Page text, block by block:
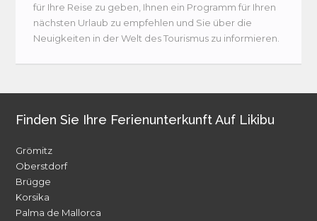
für Ihre Reise zu geben, Ihnen ein Programm für Ihren
nächsten Urlaub zu empfehlen und Sie über die
Neuigkeiten in der Welt des Tourismus zu informieren.
Finden Sie Ihre Ferienunterkunft Auf Likibu
Grömitz
Oberstdorf
Brügge
Korsika
Palma de Mallorca